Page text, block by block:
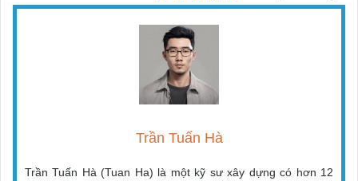
Trần Tuấn Hà
Trần Tuấn Hà (Tuan Ha) là một kỹ sư xây dựng có hơn 12